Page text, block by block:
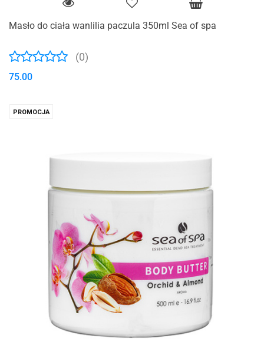
Masło do ciała wanlilia paczula 350ml Sea of spa
(0)
75.00
PROMOCJA